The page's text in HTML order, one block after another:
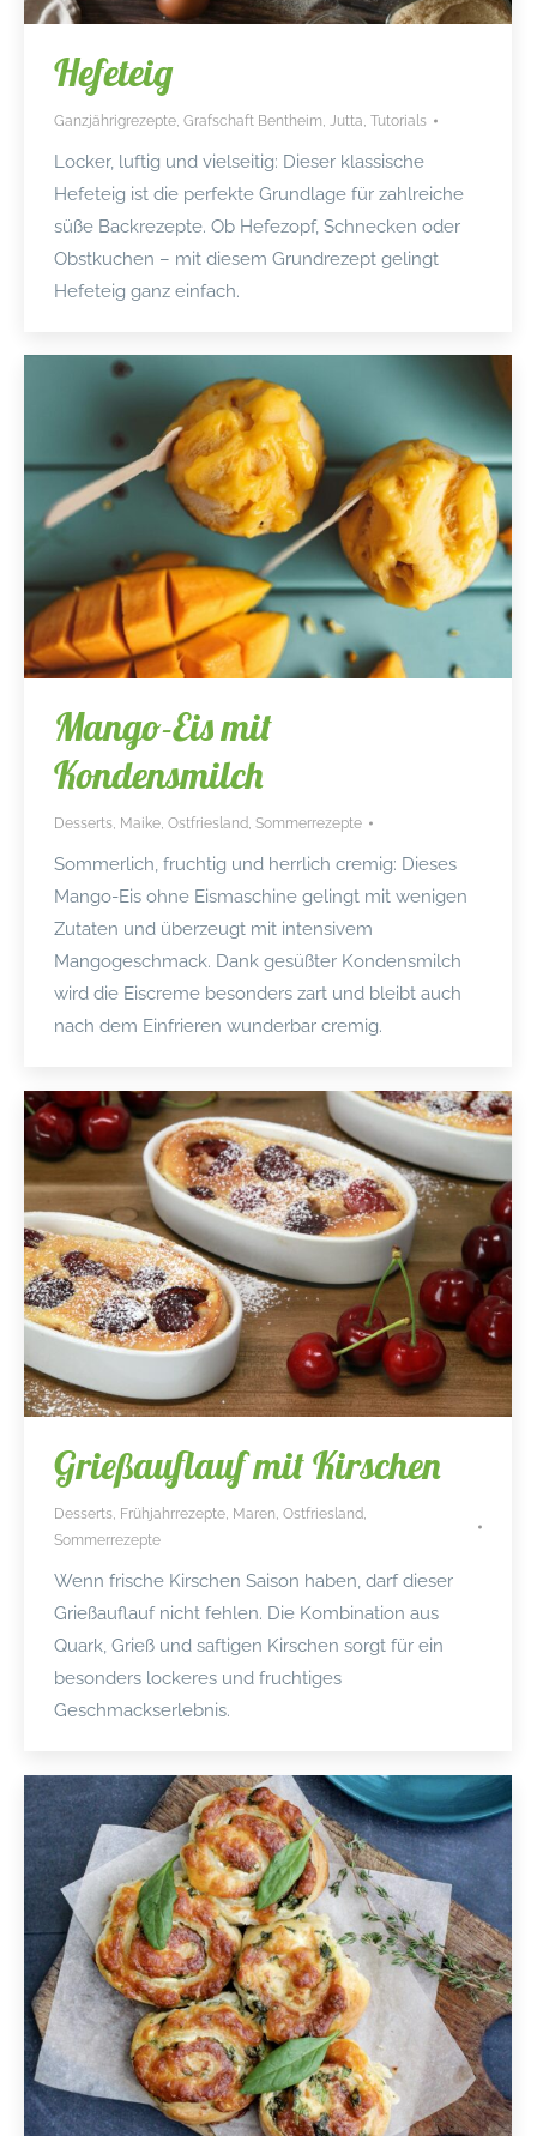
Hefeteig
Ganzjährigrezepte, Grafschaft Bentheim, Jutta, Tutorials
Locker, luftig und vielseitig: Dieser klassische
Hefeteig ist die perfekte Grundlage für zahlreiche
süße Backrezepte. Ob Hefezopf, Schnecken oder
Obstkuchen – mit diesem Grundrezept gelingt
Hefeteig ganz einfach.
Mango-Eis mit
Kondensmilch
Desserts Maike Ostfriesland Sommerrezepte
Sommerlich, fruchtig und herrlich cremig: Dieses
Mango-Eis ohne Eismaschine gelingt mit wenigen
Zutaten und überzeugt mit intensivem
Mangogeschmack. Dank gesüßter Kondensmilch
wird die Eiscreme besonders zart und bleibt auch
nach dem Einfrieren wunderbar cremig.
Grießauflauf mit Kirschen
Desserts Frühjahrrezepte Maren Ostfriesland
Sommerrezepte
Wenn frische Kirschen Saison haben, darf dieser
Grießauflauf nicht fehlen. Die Kombination aus
Quark, Grieß und saftigen Kirschen sorgt für ein
besonders lockeres und fruchtiges
Geschmackserlebnis.